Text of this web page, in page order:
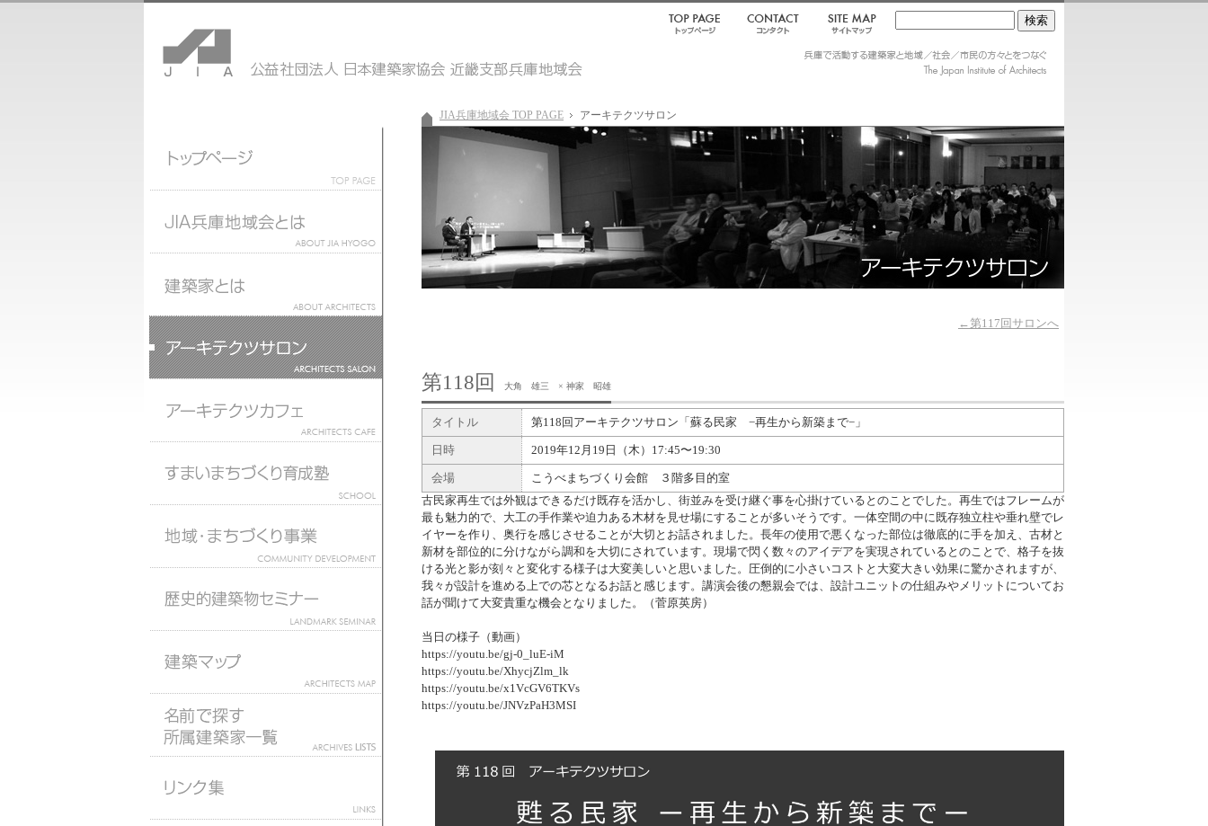
JIA兵庫地域会 TOP PAGE アーキテクツサロン
←第117回サロンへ
第118回 大角 雄三 × 神家 昭雄
タイトル 第118回アーキテクツサロン「蘇る民家 −再生から新築まで−」
日時 2019年12月19日（木）17:45〜19:30
会場
こうべまちづくり会館 ３階多目的室
古民家再生では外観はできるだけ既存を活かし、街並みを受け継ぐ事を心掛けているとのことでした。再生ではフレームが
最も魅力的で、大工の手作業や迫力ある木材を見せ場にすることが多いそうです。一体空間の中に既存独立柱や垂れ壁でレ
イヤーを作り、奥行を感じさせることが大切とお話されました。長年の使用で悪くなった部位は徹底的に手を加え、古材と
新材を部位的に分けながら調和を大切にされています。現場で閃く数々のアイデアを実現されているとのことで、格子を抜
ける光と影が刻々と変化する様子は大変美しいと思いました。圧倒的に小さいコストと大変大きい効果に驚かされますが、
我々が設計を進める上での芯となるお話と感じます。講演会後の懇親会では、設計ユニットの仕組みやメリットについてお
話が聞けて大変貴重な機会となりました。（菅原英房）
当日の様子（動画）
https://youtu.be/gj-0_luE-iM
https://youtu.be/XhycjZlm_lk
https://youtu.be/x1VcGV6TKVs
https://youtu.be/JNVzPaH3MSI